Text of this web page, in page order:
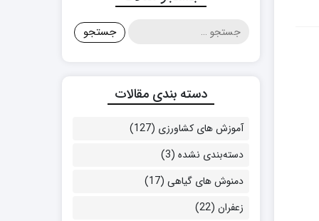
جستجو
برای:
دسته بندی مقالات
آموزش های کشاورزی (127)
دسته‌بندی نشده (3)
دمنوش های گیاهی (17)
زعفران (22)